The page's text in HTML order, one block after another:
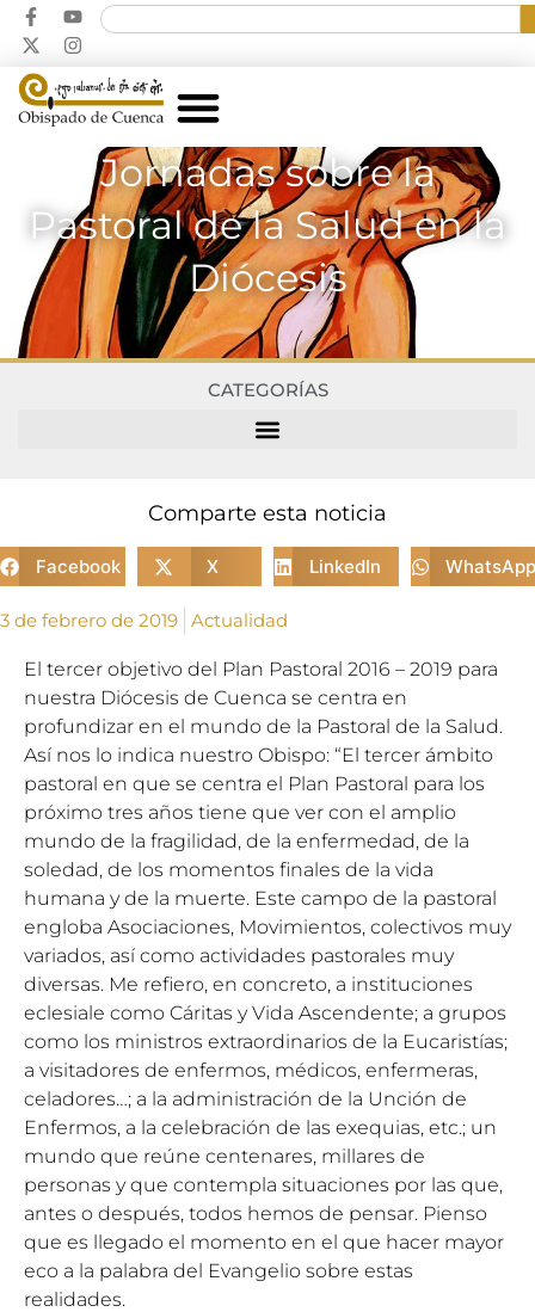
Jornadas sobre la
Pastoral de la Salud en la
Diócesis
CATEGORÍAS
Comparte esta noticia
Facebook X LinkedIn WhatsApp
3 de febrero de 2019 Actualidad
El tercer objetivo del Plan Pastoral 2016 – 2019 para
nuestra Diócesis de Cuenca se centra en
profundizar en el mundo de la Pastoral de la Salud.
Así nos lo indica nuestro Obispo: “El tercer ámbito
pastoral en que se centra el Plan Pastoral para los
próximo tres años tiene que ver con el amplio
mundo de la fragilidad, de la enfermedad, de la
soledad, de los momentos finales de la vida
humana y de la muerte. Este campo de la pastoral
engloba Asociaciones, Movimientos, colectivos muy
variados, así como actividades pastorales muy
diversas. Me refiero, en concreto, a instituciones
eclesiale como Cáritas y Vida Ascendente; a grupos
como los ministros extraordinarios de la Eucaristías;
a visitadores de enfermos, médicos, enfermeras,
celadores…; a la administración de la Unción de
Enfermos, a la celebración de las exequias, etc.; un
mundo que reúne centenares, millares de
personas y que contempla situaciones por las que,
antes o después, todos hemos de pensar. Pienso
que es llegado el momento en el que hacer mayor
eco a la palabra del Evangelio sobre estas
realidades.